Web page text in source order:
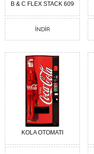
B & C FLEX STACK 609
İNDİR
KOLA OTOMATI